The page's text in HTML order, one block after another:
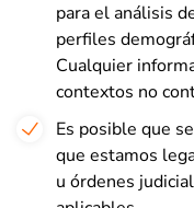
para el análisis
perfiles
Cualquier
contextos no
Es posible que
que estamos
u órdenes